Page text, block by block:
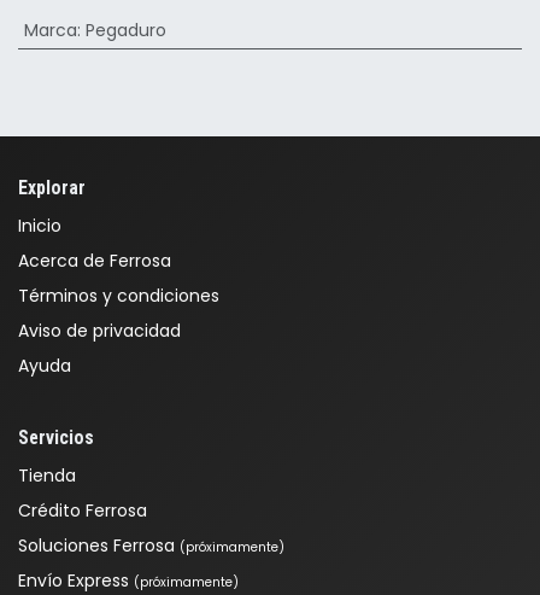
Marca: Pegaduro
Explorar
Inicio
Acerca de Ferrosa
Términos y condiciones
Aviso de privacidad
Ayuda
Servicios
Tienda
Crédito Ferrosa
Soluciones Ferrosa (próximamente)
Envío Express (próximamente)